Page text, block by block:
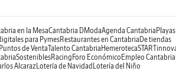
en la MesaCantabria DModaAgenda Cantabria Playas
para PymesRestaurantes en Cantabria De tiendas
Puntos de VentaTalento Cantabria Hemeroteca
SosteniblesRacing Foro Económico Empleo Cantabria
AlcarazLotería de Navidad Lotería del Niño